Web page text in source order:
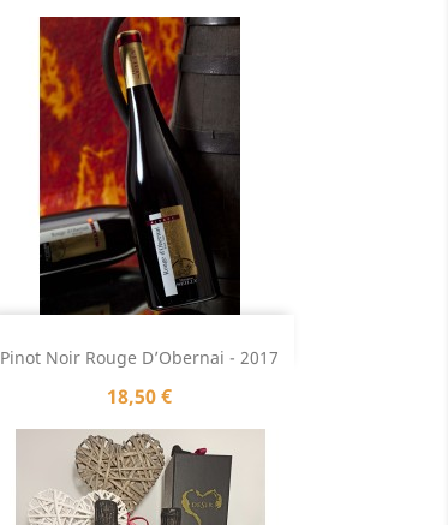
Pinot Noir Rouge D’Obernai - 2017
Prix
18,50 €